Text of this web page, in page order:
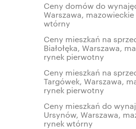
Ceny domów do
Warszawa,
wtórny
Ceny mieszkań na
Białołęka, Warszawa,
rynek pierwotny
Ceny mieszkań na
Targówek, Warszawa,
rynek pierwotny
Ceny mieszkań do
Ursynów, Warszawa,
rynek wtórny